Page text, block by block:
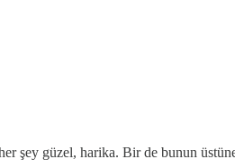
şey güzel, harika. Bir de bunun